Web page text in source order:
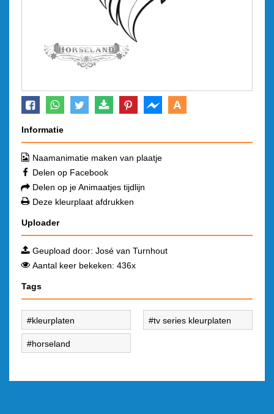
A
Informatie
Naamanimatie maken van plaatje
Delen op Facebook
Delen op je Animaatjes tijdlijn
Deze kleurplaat afdrukken
Uploader
Geupload door: José van Turnhout
Aantal keer bekeken: 436x
Tags
kleurplaten tv series kleurplaten
horseland